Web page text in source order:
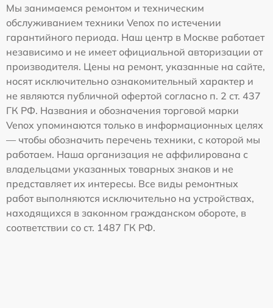
Мы занимаемся ремонтом и техническим
обслуживанием техники Venox по истечении
гарантийного периода. Наш центр в Москве работает
независимо и не имеет официальной авторизации от
производителя. Цены на ремонт, указанные на сайте,
носят исключительно ознакомительный характер и
не являются публичной офертой согласно п. 2 ст. 437
ГК РФ. Названия и обозначения торговой марки
Venox упоминаются только в информационных целях
— чтобы обозначить перечень техники, с которой мы
работаем. Наша организация не аффилирована с
владельцами указанных товарных знаков и не
представляет их интересы. Все виды ремонтных
работ выполняются исключительно на устройствах,
находящихся в законном гражданском обороте, в
соответствии со ст. 1487 ГК РФ.